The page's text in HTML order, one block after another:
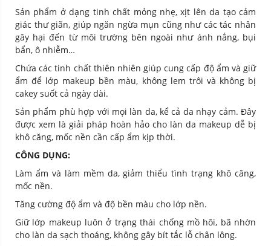
Sản phẩm ở dạng tinh chất mỏng nhẹ, xịt lên da tạo cảm
giác thư giãn, giúp ngăn ngừa mụn cũng như các tác nhân
gây hại đến từ môi trường bên ngoài như ánh nắng, bụi
bẩn, ô nhiễm…
Chứa các tinh chất thiên nhiên giúp cung cấp độ ẩm và giữ
ẩm để lớp makeup bền màu, không lem trôi và không bị
cakey suốt cả ngày dài.
Sản phẩm phù hợp với mọi làn da, kể cả da nhạy cảm. Đây
được xem là giải pháp hoàn hảo cho làn da makeup dễ bị
khô căng, mốc nền cần cấp ẩm kịp thời.
CÔNG DỤNG:
Làm ẩm và làm mềm da, giảm thiểu tình trạng khô căng,
mốc nền.
Tăng cường độ ẩm và độ bền màu cho lớp nền.
Giữ lớp makeup luôn ở trạng thái chống mồ hôi, bã nhờn
cho làn da sạch thoáng, không gây bít tắc lỗ chân lông.